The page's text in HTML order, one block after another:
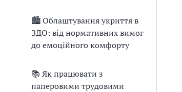
🏙 Облаштування укриття в
ЗДО: від нормативних вимог
до емоційного комфорту
📚 Як працювати з
паперовими трудовими